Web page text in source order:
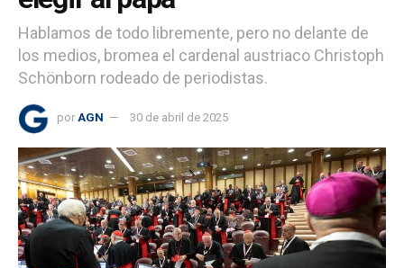
Hablamos de todo libremente, pero no delante de
los medios, bromea el cardenal austriaco Christoph
Schönborn rodeado de periodistas.
por AGN 30 de abril de 2025